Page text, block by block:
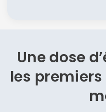
Une dose
les